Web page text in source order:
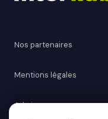
Nos partenaires
Mentions légales
Admin